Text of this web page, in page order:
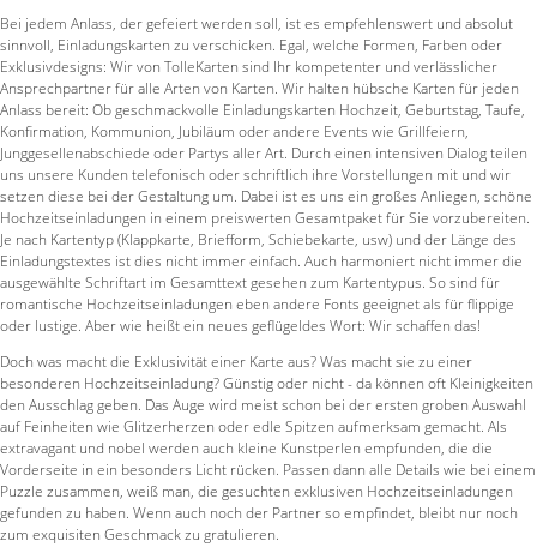
Bei jedem Anlass, der gefeiert werden soll, ist es empfehlenswert und absolut
sinnvoll, Einladungskarten zu verschicken. Egal, welche Formen, Farben oder
Exklusivdesigns: Wir von TolleKarten sind Ihr kompetenter und verlässlicher
Ansprechpartner für alle Arten von Karten. Wir halten hübsche Karten für jeden
Anlass bereit: Ob geschmackvolle Einladungskarten Hochzeit, Geburtstag, Taufe,
Konfirmation, Kommunion, Jubiläum oder andere Events wie Grillfeiern,
Junggesellenabschiede oder Partys aller Art. Durch einen intensiven Dialog teilen
uns unsere Kunden telefonisch oder schriftlich ihre Vorstellungen mit und wir
setzen diese bei der Gestaltung um. Dabei ist es uns ein großes Anliegen, schöne
Hochzeitseinladungen in einem preiswerten Gesamtpaket für Sie vorzubereiten.
Je nach Kartentyp (Klappkarte, Briefform, Schiebekarte, usw) und der Länge des
Einladungstextes ist dies nicht immer einfach. Auch harmoniert nicht immer die
ausgewählte Schriftart im Gesamttext gesehen zum Kartentypus. So sind für
romantische Hochzeitseinladungen eben andere Fonts geeignet als für flippige
oder lustige. Aber wie heißt ein neues geflügeldes Wort: Wir schaffen das!
Doch was macht die Exklusivität einer Karte aus? Was macht sie zu einer
besonderen Hochzeitseinladung? Günstig oder nicht - da können oft Kleinigkeiten
den Ausschlag geben. Das Auge wird meist schon bei der ersten groben Auswahl
auf Feinheiten wie Glitzerherzen oder edle Spitzen aufmerksam gemacht. Als
extravagant und nobel werden auch kleine Kunstperlen empfunden, die die
Vorderseite in ein besonders Licht rücken. Passen dann alle Details wie bei einem
Puzzle zusammen, weiß man, die gesuchten exklusiven Hochzeitseinladungen
gefunden zu haben. Wenn auch noch der Partner so empfindet, bleibt nur noch
zum exquisiten Geschmack zu gratulieren.